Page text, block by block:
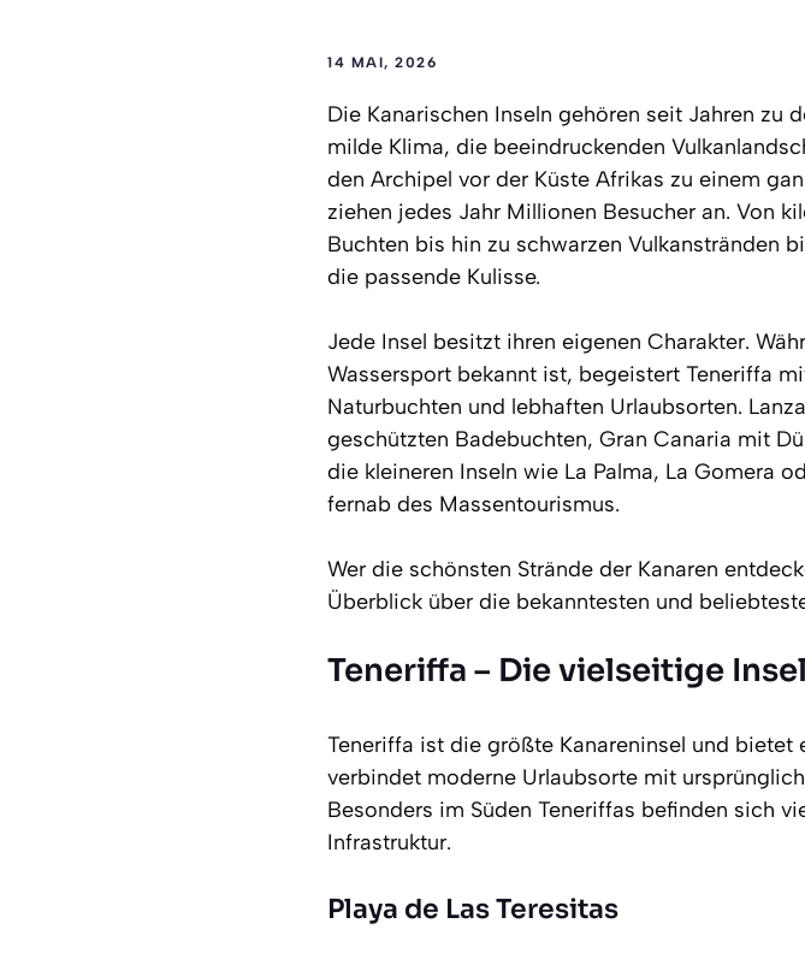
14 MAI, 2026
Die Kanarischen Inseln gehören seit Jahren zu
milde Klima, die beeindruckenden
den Archipel vor der Küste Afrikas zu einem
ziehen jedes Jahr Millionen Besucher an. Von
Buchten bis hin zu schwarzen Vulkanstränden
die passende Kulisse.
Jede Insel besitzt ihren eigenen Charakter.
Wassersport bekannt ist, begeistert Teneriffa
Naturbuchten und lebhaften Urlaubsorten.
geschützten Badebuchten, Gran Canaria mit
die kleineren Inseln wie La Palma, La Gomera
fernab des Massentourismus.
Wer die schönsten Strände der Kanaren
Überblick über die bekanntesten und
Teneriffa – Die vielseitige
Teneriffa ist die größte Kanareninsel und bietet
verbindet moderne Urlaubsorte mit
Besonders im Süden Teneriffas befinden sich
Infrastruktur.
Playa de Las Teresitas